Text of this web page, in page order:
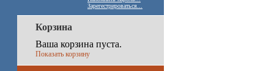
Зарегестрироваться...
Корзина
Ваша корзина пуста.
Показать корзину